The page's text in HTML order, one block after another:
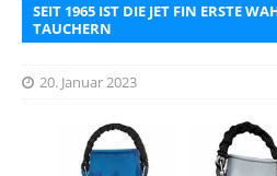
SEIT 1965 IST DIE JET FIN ERSTE
TAUCHERN
20. Januar 2023